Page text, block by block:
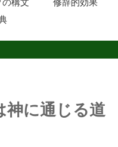
の構文
修辞的効果
神に通じる道